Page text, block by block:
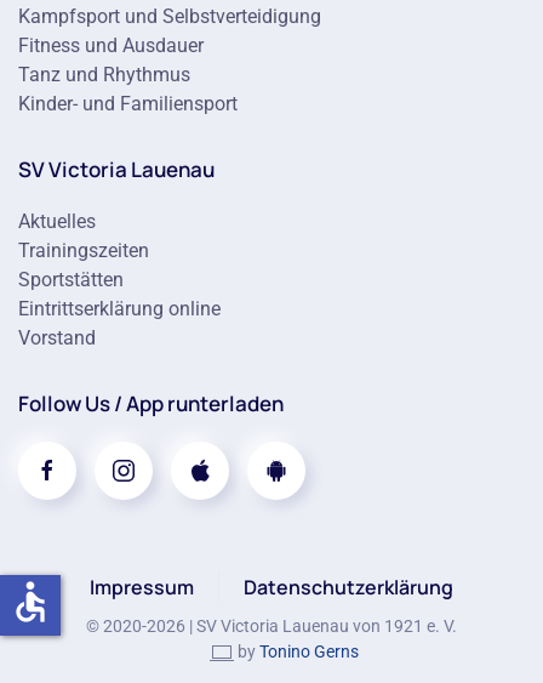
Kampfsport und Selbstverteidigung
Fitness und Ausdauer
Tanz und Rhythmus
Kinder- und Familiensport
SV Victoria Lauenau
Aktuelles
Trainingszeiten
Sportstätten
Eintrittserklärung online
Vorstand
Follow Us / App runterladen
Impressum Datenschutzerklärung
© 2020-2026 | SV Victoria Lauenau von 1921 e. V.
byTonino Gerns
accessible